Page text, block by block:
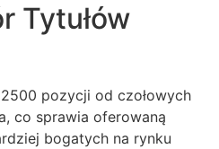
Tytułów
pozycji od czołowych
co sprawia oferowaną
bogatych na rynku